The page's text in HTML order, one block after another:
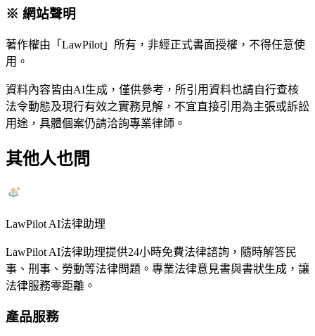
※ 網站聲明
著作權由「LawPilot」所有，非經正式書面授權，不得任意使
用。
資料內容皆由AI生成，僅供參考，所引用資料也請自行查核
法令動態及現行有效之實務見解，不宜直接引用為主張或訴訟
用途，具體個案仍請洽詢專業律師。
其他人也問
LawPilot AI法律助理
LawPilot AI法律助理提供24小時免費法律諮詢，隨時解答民
事、刑事、勞動等法律問題。專業法律意見書與書狀生成，讓
法律服務零距離。
產品服務